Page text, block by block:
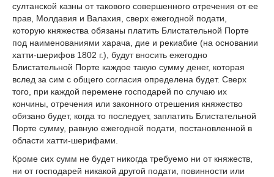
султанской казны от такового совершенного отречения от ее
прав, Молдавия и Валахия, сверх ежегодной подати,
которую княжества обязаны платить Блистательной Порте
под наименованиями харача, дие и рекиабие (на основании
хатти-шерифов 1802 г.), будут вносить ежегодно
Блистательной Порте каждое такую сумму денег, которая
вслед за сим с общего согласия определена будет. Сверх
того, при каждой перемене господарей по случаю их
кончины, отречения или законного отрешения княжество
обязано будет, когда то последует, заплатить Блистательной
Порте сумму, равную ежегодной подати, постановленной в
области хатти-шерифами.
Кроме сих сумм не будет никогда требуемо ни от княжеств,
ни от господарей никакой другой подати, повинности или